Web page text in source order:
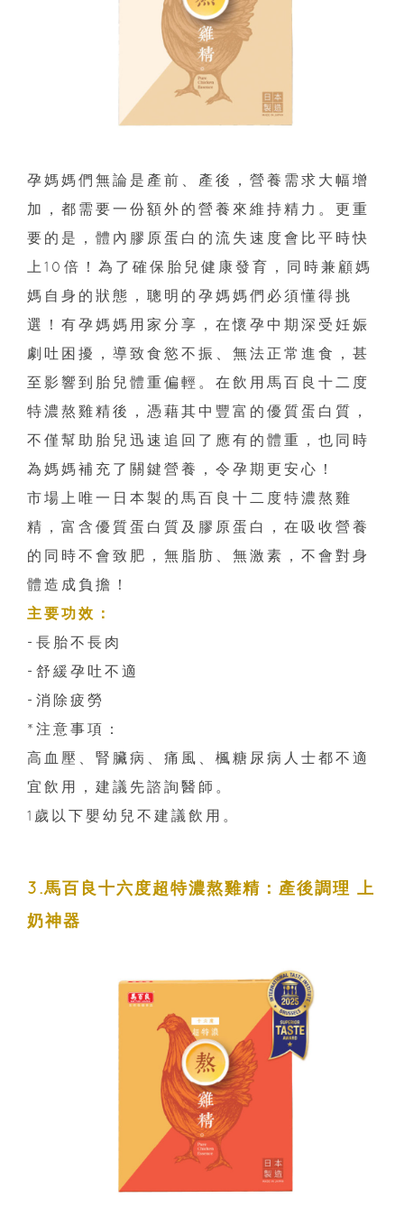
孕媽媽們無論是產前、產後，營養需求大幅增
加，都需要一份額外的營養來維持精力。更重
要的是，體內膠原蛋白的流失速度會比平時快
上10倍！為了確保胎兒健康發育，同時兼顧媽
媽自身的狀態，聰明的孕媽媽們必須懂得挑
選！有孕媽媽用家分享，在懷孕中期深受妊娠
劇吐困擾，導致食慾不振、無法正常進食，甚
至影響到胎兒體重偏輕。在飲用馬百良十二度
特濃熬雞精後，憑藉其中豐富的優質蛋白質，
不僅幫助胎兒迅速追回了應有的體重，也同時
為媽媽補充了關鍵營養，令孕期更安心！
市場上唯一日本製的馬百良十二度特濃熬雞
精，富含優質蛋白質及膠原蛋白，在吸收營養
的同時不會致肥，無脂肪、無激素，不會對身
體造成負擔！
主要功效：
-長胎不長肉
-舒緩孕吐不適
-消除疲勞
*注意事項：
高血壓、腎臟病、痛風、楓糖尿病人士都不適
宜飲用，建議先諮詢醫師。
1歲以下嬰幼兒不建議飲用。
3.馬百良十六度超特濃熬雞精：產後調理 上
奶神器